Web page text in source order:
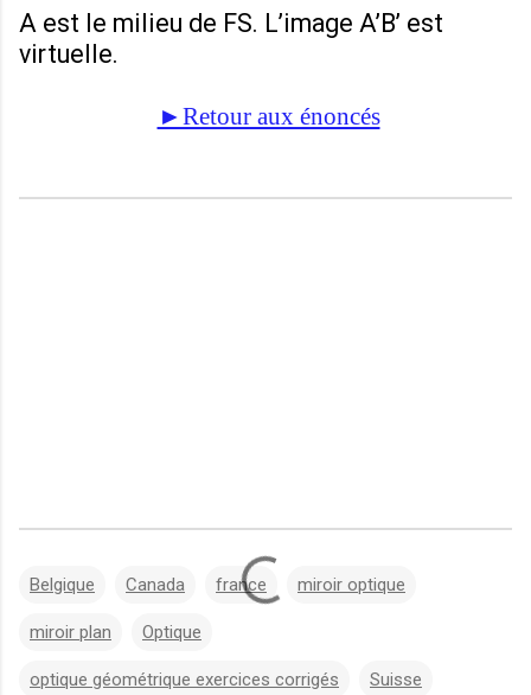
A est le milieu de FS. L’image A’B’ est
virtuelle.
►Retour aux énoncés
Belgique Canada france miroir optique
miroir plan Optique
optique géométrique exercices corrigés Suisse